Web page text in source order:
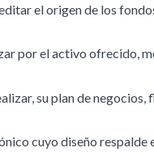
el origen de los
por el activo ofrecido,
su plan de
cuyo diseño respalde